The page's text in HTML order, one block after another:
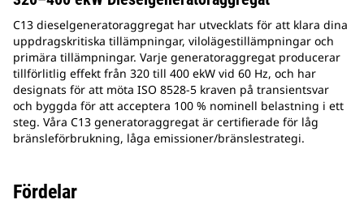
C13 dieselgeneratoraggregat har utvecklats för att klara dina
uppdragskritiska tillämpningar, vilolägestillämpningar och
primära tillämpningar. Varje generatoraggregat producerar
tillförlitlig effekt från 320 till 400 ekW vid 60 Hz, och har
designats för att möta ISO 8528-5 kraven på transientsvar
och byggda för att acceptera 100 % nominell belastning i ett
steg. Våra C13 generatoraggregat är certifierade för låg
bränsleförbrukning, låga emissioner/bränslestrategi.
Fördelar